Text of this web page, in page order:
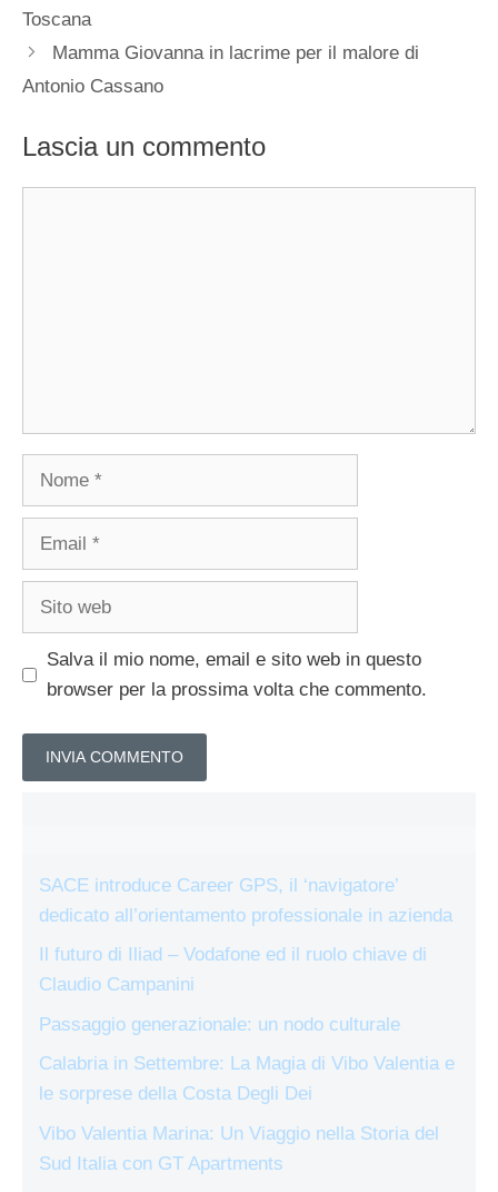
Toscana
Mamma Giovanna in lacrime per il malore di
Antonio Cassano
Lascia un commento
Nome
Email
Sito
Salva il mio nome, email e sito web in questo
browser per la prossima volta che commento.
SACE introduce Career GPS, il ‘navigatore’
dedicato all’orientamento professionale in azienda
Il futuro di Iliad – Vodafone ed il ruolo chiave di
Claudio Campanini
Passaggio generazionale: un nodo culturale
Calabria in Settembre: La Magia di Vibo Valentia e
le sorprese della Costa Degli Dei
Vibo Valentia Marina: Un Viaggio nella Storia del
Sud Italia con GT Apartments